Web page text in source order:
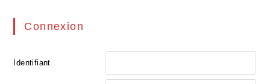
Connexion
Identifiant